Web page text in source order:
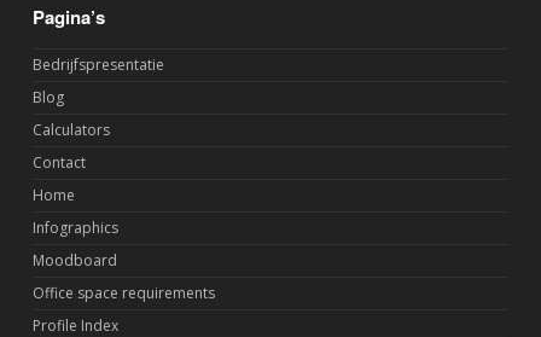
Pagina’s
Bedrijfspresentatie
Blog
Calculators
Contact
Home
Infographics
Moodboard
Office space requirements
Profile Index